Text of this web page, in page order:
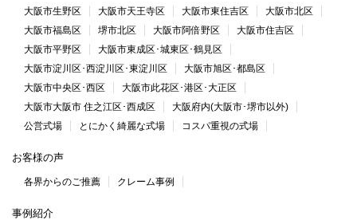
大阪市生野区 大阪市天王寺区 大阪市東住吉区
大阪市北区
大阪市福島区
堺市北区 大阪市阿倍野区
大阪市住吉区
大阪市平野区
大阪市東成区･城東区･鶴見区
大阪市淀川区･西淀川区･東淀川区
大阪市旭区･都島区
大阪市中央区･西区
大阪市此花区･港区･大正区
大阪市大阪市 住之江区･西成区
大阪府内(大阪市･堺市以外)
公営式場
とにかく綺麗な式場 コスパ重視の式場
お客様の声
各界からのご推薦 クレーム事例
事例紹介